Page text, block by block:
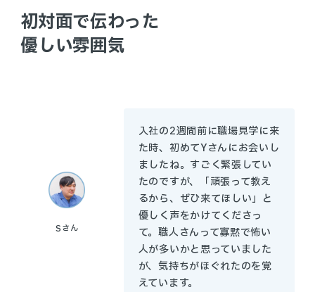
初対面で伝わった
優しい雰囲気
Sさん
入社の2週間前に職場見学に来
た時、初めてYさんにお会いし
ましたね。すごく緊張してい
たのですが、「頑張って教え
るから、ぜひ来てほしい」と
優しく声をかけてくださっ
て。職人さんって寡黙で怖い
人が多いかと思っていました
が、気持ちがほぐれたのを覚
えています。